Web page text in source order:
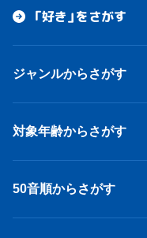
「好き」をさがす
ジャンルからさがす
対象年齢からさがす
50音順からさがす